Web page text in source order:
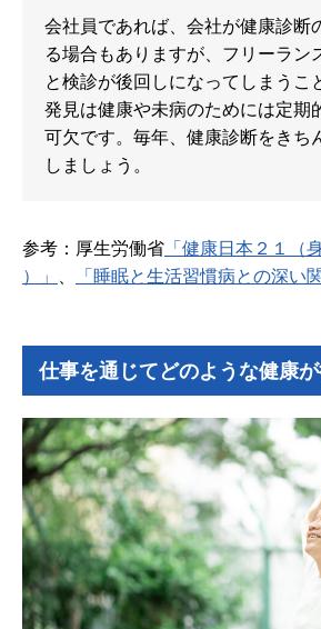
会社員であれば、会社が健康診断
る場合もありますが、フリーラン
と検診が後回しになってしまうこ
発見は健康や未病のためには定期
可欠です。毎年、健康診断をきち
しましょう。
参考：厚生労働省 「健康日本２１（
）」
「睡眠と生活習慣病との深い関
仕事を通じてどのような健康が